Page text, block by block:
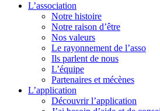
L’association
Notre histoire
Notre raison d’être
Nos valeurs
Le rayonnement de l’asso
Ils parlent de nous
L’équipe
Partenaires et mécènes
L’application
Découvrir l’application